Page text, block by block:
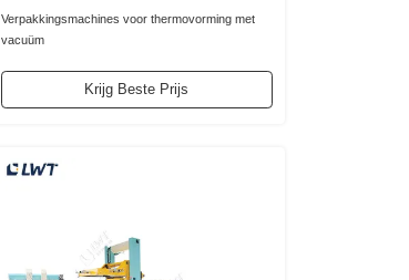
Verpakkingsmachines voor thermovorming met
vacuüm
Krijg Beste Prijs